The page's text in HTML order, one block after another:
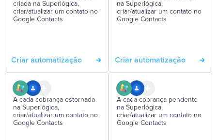
criada na Superlógica,
criar/atualizar um contato no
Google Contacts
Criar automatização
na Superlógica,
criar/atualizar um contato no
Google Contacts
Criar automatização
A cada cobrança estornada
na Superlógica,
criar/atualizar um contato no
Google Contacts
A cada cobrança pendente
na Superlógica,
criar/atualizar um contato no
Google Contacts